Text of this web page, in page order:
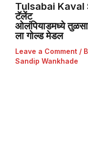
Tulsabai Kaval
टॅलेंट
ओलंपियाडमध्ये
ला गोल्ड मेडल
Leave a Comment /
Sandip Wankhade